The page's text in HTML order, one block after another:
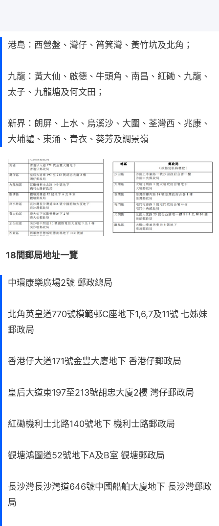
港島：西營盤、灣仔、筲箕灣、黃竹坑及北角；
九龍：黃大仙、啟德、牛頭角、南昌、紅磡、九龍、
太子、九龍塘及何文田；
新界：朗屏、上水、烏溪沙、大圍、荃灣西、兆康、
大埔墟、東涌、青衣、葵芳及調景嶺
18間郵局地址一覽
中環康樂廣場2號 郵政總局
北角英皇道770號模範邨C座地下1,6,7及11號 七姊妹
郵政局
香港仔大道171號金豐大廈地下 香港仔郵政局
皇后大道東197至213號胡忠大廈2樓 灣仔郵政局
紅磡機利士北路140號地下 機利士路郵政局
觀塘鴻圖道52號地下A及B室 觀塘郵政局
長沙灣長沙灣道646號中國船舶大廈地下 長沙灣郵政
局